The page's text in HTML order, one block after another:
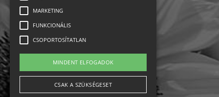
Impresszum-kapcsolat
Jogi nyilatkozat
Rólunk
MARKETING
FUNKCIONÁLIS
CSOPORTOSÍTATLAN
MINDENT ELFOGADOK
CSAK A SZÜKSÉGESET